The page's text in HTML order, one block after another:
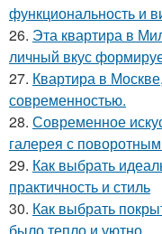
функциональность и
26. Эта квартира в
личный вкус
27. Квартира в
современностью.
28. Современное
галерея с
29. Как выбрать
практичность и стиль
30. Как выбрать